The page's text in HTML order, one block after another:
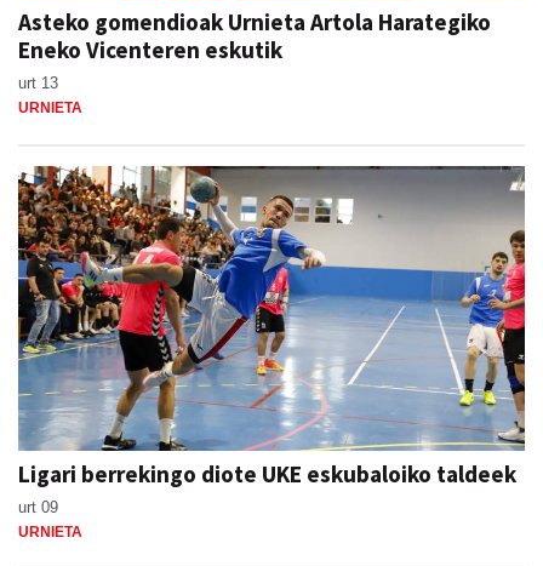
Asteko gomendioak Urnieta Artola Harategiko
Eneko Vicenteren eskutik
urt 13
URNIETA
Ligari berrekingo diote UKE eskubaloiko taldeek
urt 09
URNIETA